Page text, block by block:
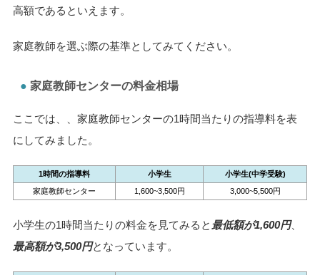
高額であるといえます。
家庭教師を選ぶ際の基準としてみてください。
家庭教師センターの料金相場
ここでは、、家庭教師センターの1時間当たりの指導料を表
にしてみました。
1時間の指導料 小学生
小学生(中学受験)
家庭教師センター
1,600~3,500円 3,000~5,500円
小学生の1時間当たりの料金を見てみると 最低額が1,600円、
最高額が3,500円となっています。